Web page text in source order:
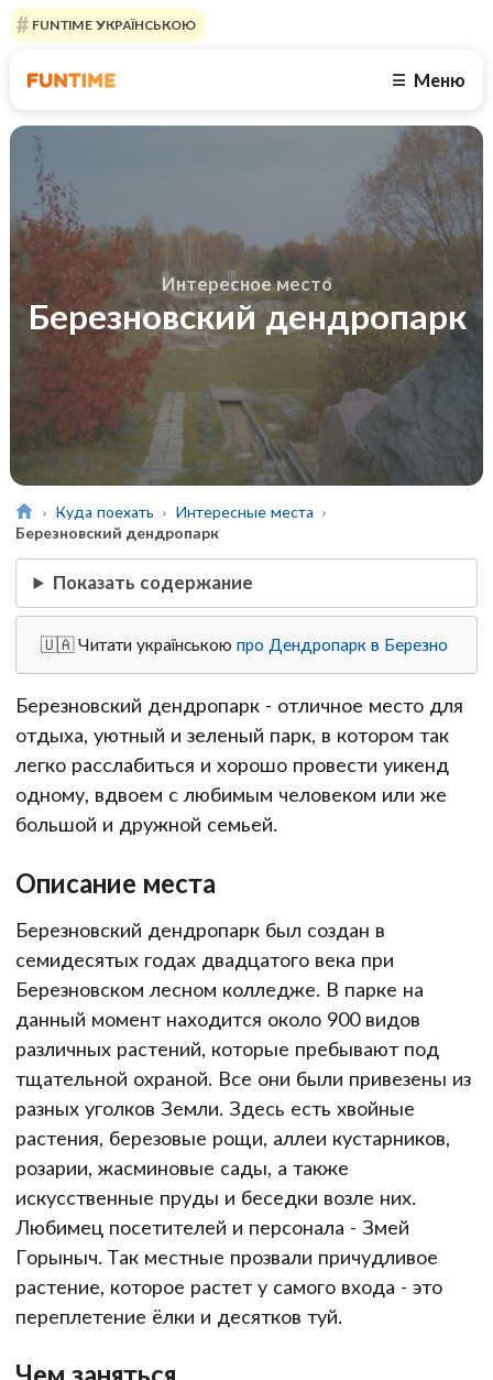
FUNTIME УКРАЇНСЬКОЮ
☰ Меню
Интересное место
Березновский дендропарк
Куда поехать
Интересные места
Березновский дендропарк
Показать содержание
🇺🇦 Читати українськоюпро Дендропарк в Березно
Березновский дендропарк - отличное место для
отдыха, уютный и зеленый парк, в котором так
легко расслабиться и хорошо провести уикенд
одному, вдвоем с любимым человеком или же
большой и дружной семьей.
Описание места
Березновский дендропарк был создан в
семидесятых годах двадцатого века при
Березновском лесном колледже. В парке на
данный момент находится около 900 видов
различных растений, которые пребывают под
тщательной охраной. Все они были привезены из
разных уголков Земли. Здесь есть хвойные
растения, березовые рощи, аллеи кустарников,
розарии, жасминовые сады, а также
искусственные пруды и беседки возле них.
Любимец посетителей и персонала - Змей
Горыныч. Так местные прозвали причудливое
растение, которое растет у самого входа - это
переплетение ёлки и десятков туй.